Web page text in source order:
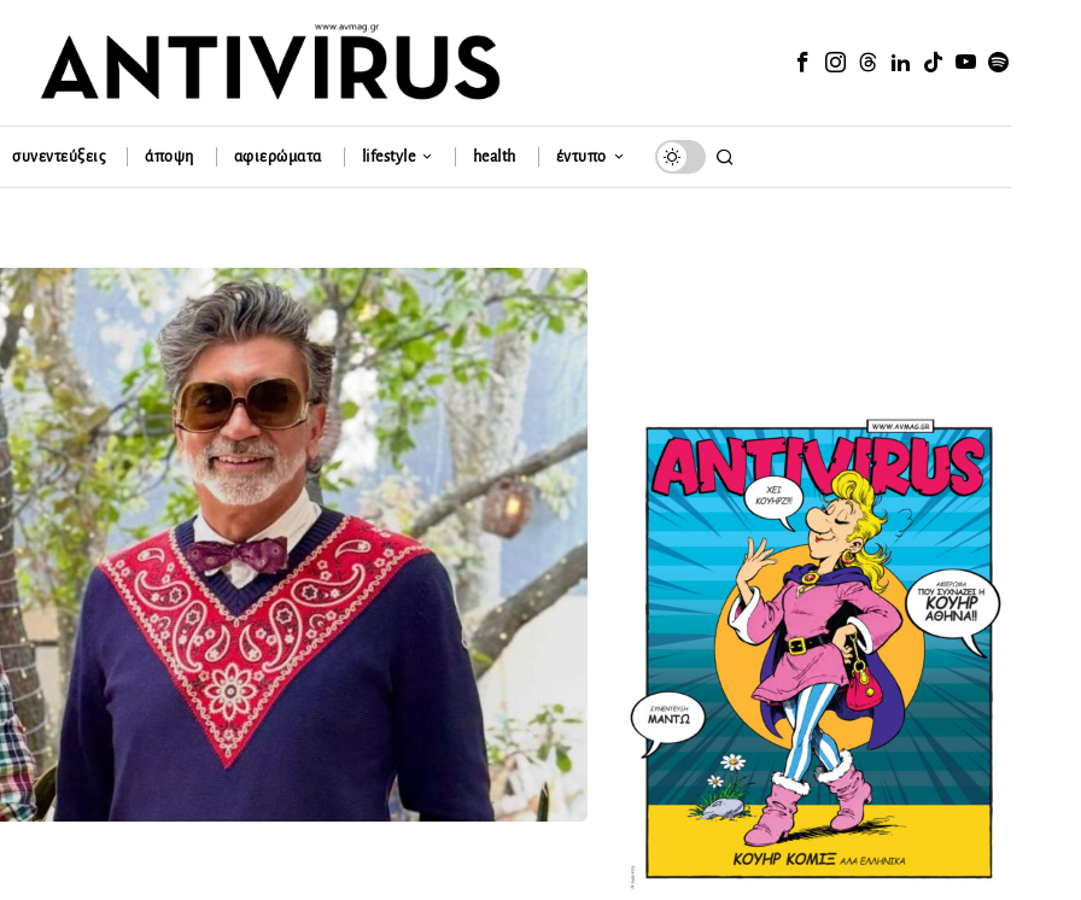
συνεντεύξεις άποψη αφιερώματα lifestyle health έντυπο